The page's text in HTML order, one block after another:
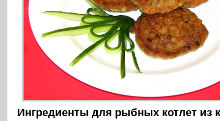
Ингредиенты для рыбных котлет из